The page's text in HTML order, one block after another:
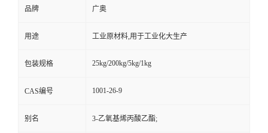
品牌 广奥
用途 工业原材料,用于工业化大生产
包装规格 25kg/200kg/5kg/1kg
CAS编号 1001-26-9
别名 3-乙氧基烯丙酸乙酯;